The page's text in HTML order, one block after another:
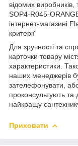
відомих
SOP4-R045-
інтернет-магазині
критерії
Для зручності та
карточки товару
характеристики.
наших менеджерів
зателефонувати,
проконсультують
найкращу
Приховати